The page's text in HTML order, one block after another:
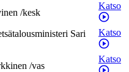
/kesk
Katso
Sari
Katso
/vas
Katso